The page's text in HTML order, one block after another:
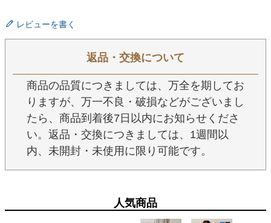
レビューを書く
返品・交換について
商品の品質につきましては、万全を期してお
りますが、万一不良・破損などがございまし
たら、商品到着後7日以内にお知らせくださ
い。返品・交換につきましては、1週間以
内、未開封・未使用に限り可能です。
人気商品